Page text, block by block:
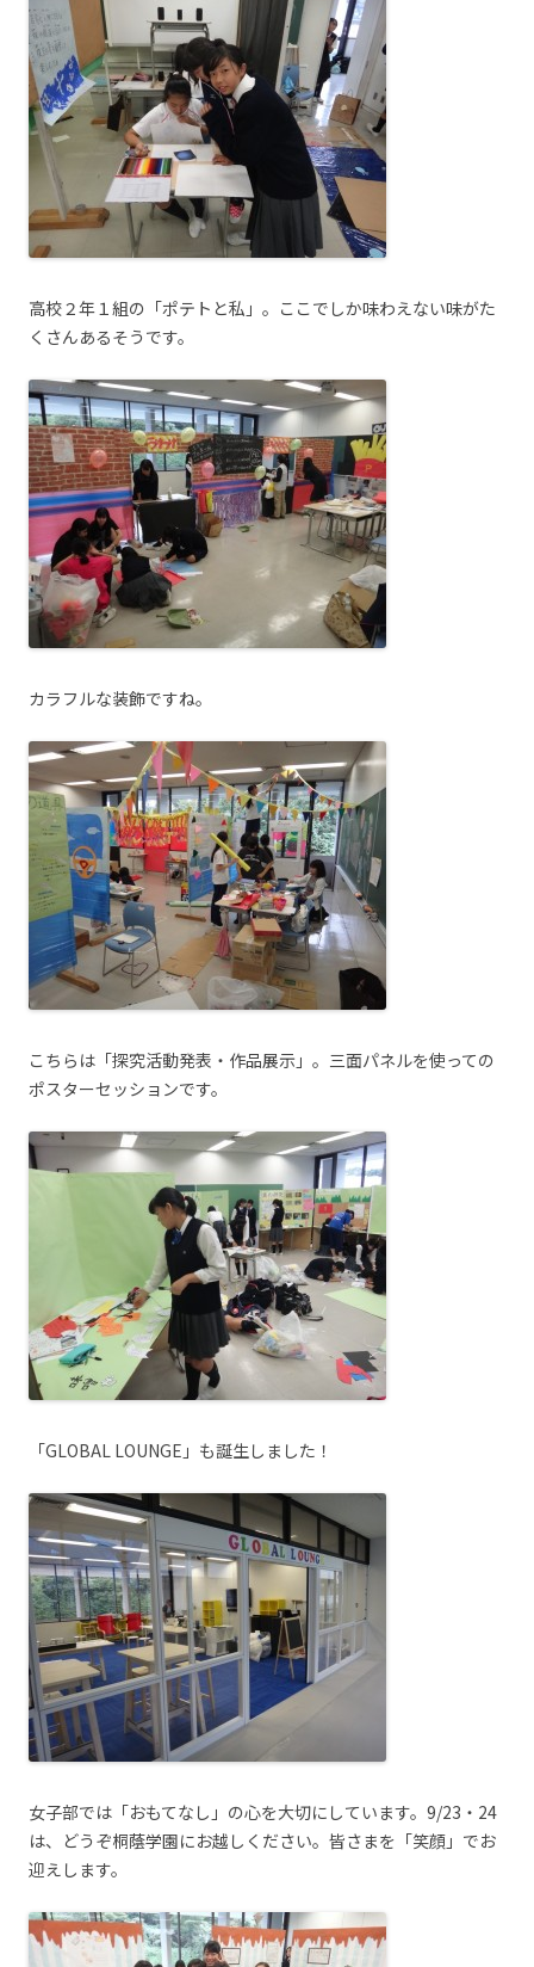
高校２年１組の「ポテトと私」。ここでしか味わえない味がた
くさんあるそうです。
カラフルな装飾ですね。
こちらは「探究活動発表・作品展示」。三面パネルを使っての
ポスターセッションです。
「GLOBAL LOUNGE」も誕生しました！
女子部では「おもてなし」の心を大切にしています。9/23・24
は、どうぞ桐蔭学園にお越しください。皆さまを「笑顔」でお
迎えします。